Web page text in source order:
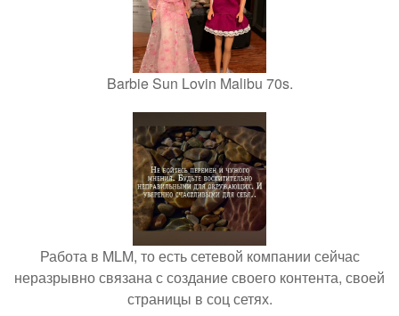
Barbie Sun Lovin Malibu 70s.
Работа в MLM, то есть сетевой компании сейчас
неразрывно связана с создание своего контента, своей
страницы в соц сетях.